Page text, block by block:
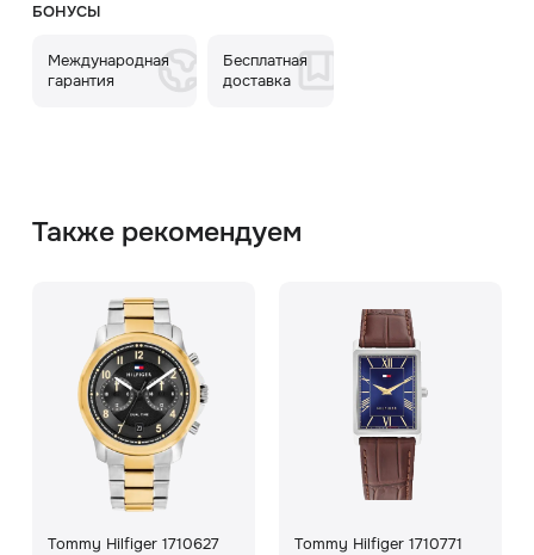
БОНУСЫ
Международная
гарантия
Бесплатная
доставка
Также рекомендуем
Tommy Hilfiger 1710627
Tommy Hilfiger 1710771